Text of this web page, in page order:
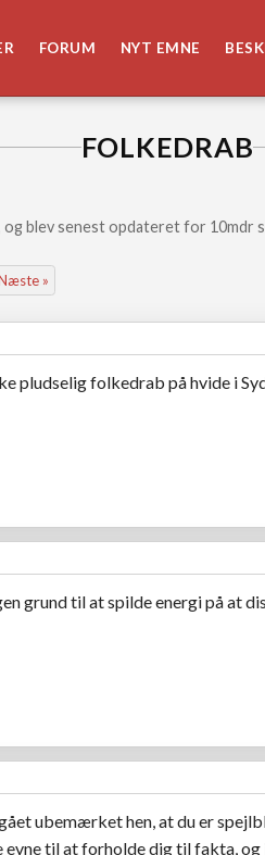
FORUM NYT EMNE
FOLKEDRAB
og blev senest opdateret for 10mdr
»
pludselig folkedrab på hvide i
grund til at spilde energi på at
ubemærket hen, at du er
evne til at forholde dig til fakta,